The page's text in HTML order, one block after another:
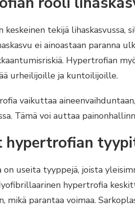
keskeinen tekijä lihaskasvussa,
ei ainoastaan paranna
Hypertrofian
urheilijoille ja kuntoilijoille.
vaikuttaa
Tämä voi auttaa
hypertrofian
useita tyyppejä, joista
hypertrofia
mikä parantaa voimaa.